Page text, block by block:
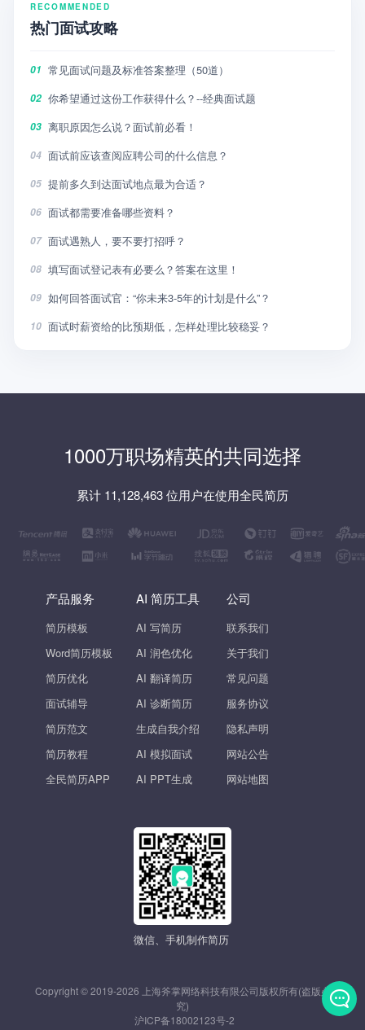
RECOMMENDED
热门面试攻略
01 常见面试问题及标准答案整理（50道）
02 你希望通过这份工作获得什么？--经典面试题
03 离职原因怎么说？面试前必看！
04 面试前应该查阅应聘公司的什么信息？
05 提前多久到达面试地点最为合适？
06 面试都需要准备哪些资料？
07 面试遇熟人，要不要打招呼？
08 填写面试登记表有必要么？答案在这里！
09 如何回答面试官：“你未来3-5年的计划是什么”？
10 面试时薪资给的比预期低，怎样处理比较稳妥？
1000万职场精英的共同选择
累计 11,128,463 位用户在使用全民简历
产品服务
简历模板
Word简历模板
简历优化
面试辅导
简历范文
简历教程
全民简历APP
AI 简历工具
AI 写简历
AI 润色优化
AI 翻译简历
AI 诊断简历
生成自我介绍
AI 模拟面试
AI PPT生成
公司
联系我们
关于我们
常见问题
服务协议
隐私声明
网站公告
网站地图
微信、手机制作简历
Copyright © 2019-2026 上海斧掌网络科技有限公司版权所有(盗版必
究)
沪ICP备18002123号-2